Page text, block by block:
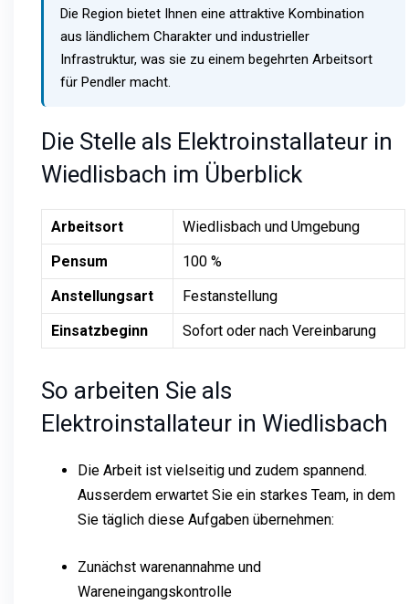
Die Region bietet Ihnen eine attraktive Kombination
aus ländlichem Charakter und industrieller
Infrastruktur, was sie zu einem begehrten Arbeitsort
für Pendler macht.
Die Stelle als Elektroinstallateur in
Wiedlisbach im Überblick
Arbeitsort
Wiedlisbach und Umgebung
Pensum
100 %
Anstellungsart
Festanstellung
Einsatzbeginn
Sofort oder nach Vereinbarung
So arbeiten Sie als
Elektroinstallateur in Wiedlisbach
Die Arbeit ist vielseitig und zudem spannend.
Ausserdem erwartet Sie ein starkes Team, in dem
Sie täglich diese Aufgaben übernehmen:
Zunächst warenannahme und
Wareneingangskontrolle